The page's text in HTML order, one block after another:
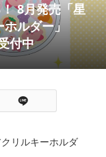
8月発売「星
ルダー」
付中
リルキーホルダ